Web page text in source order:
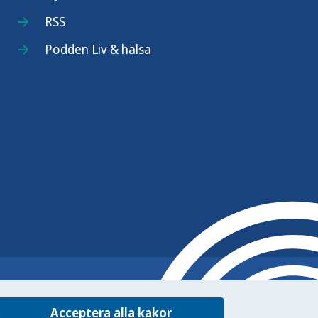
Acceptera alla kakor
RSS
Podden Liv & hälsa